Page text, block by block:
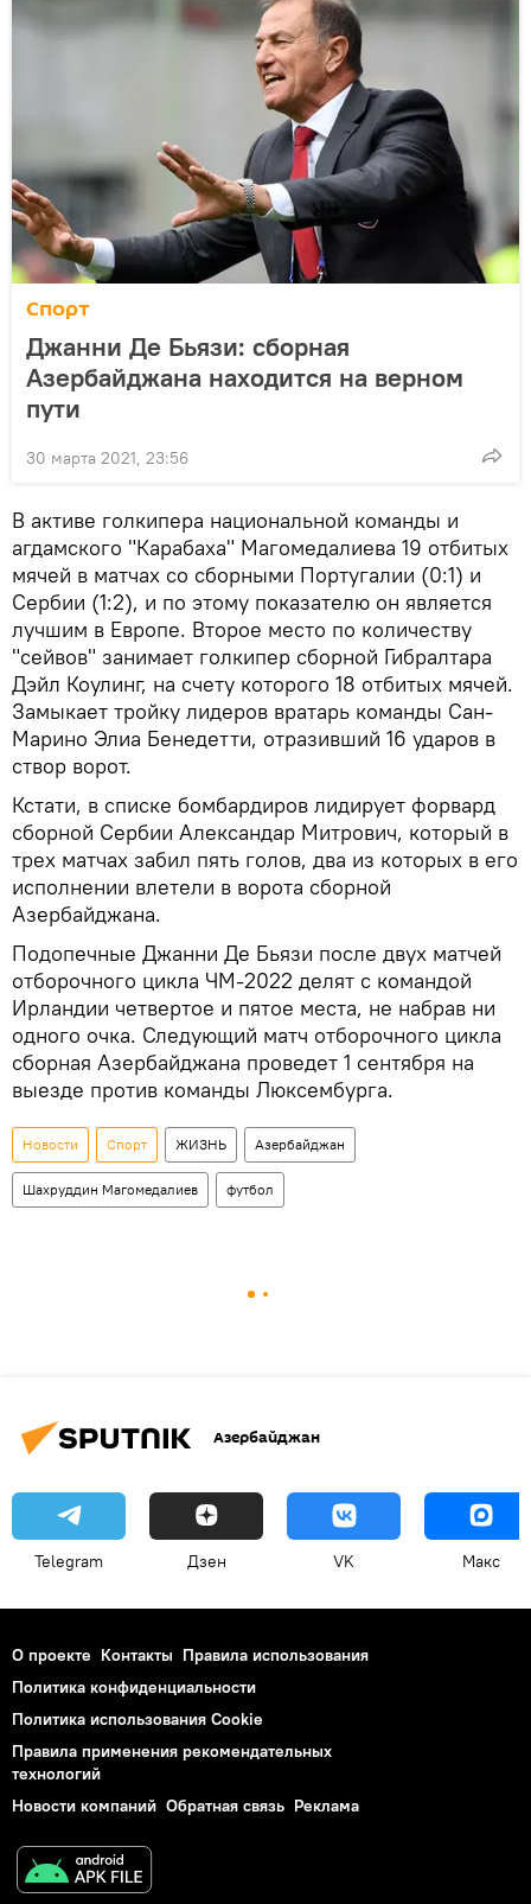
Спорт
Джанни Де Бьязи: сборная
Азербайджана находится на верном
пути
30 марта 2021, 23:56
В активе голкипера национальной команды и
агдамского "Карабаха" Магомедалиева 19 отбитых
мячей в матчах со сборными Португалии (0:1) и
Сербии (1:2), и по этому показателю он является
лучшим в Европе. Второе место по количеству
"сейвов" занимает голкипер сборной Гибралтара
Дэйл Коулинг, на счету которого 18 отбитых мячей.
Замыкает тройку лидеров вратарь команды Сан-
Марино Элиа Бенедетти, отразивший 16 ударов в
створ ворот.
Кстати, в списке бомбардиров лидирует форвард
сборной Сербии Александар Митрович, который в
трех матчах забил пять голов, два из которых в его
исполнении влетели в ворота сборной
Азербайджана.
Подопечные Джанни Де Бьязи после двух матчей
отборочного цикла ЧМ-2022 делят с командой
Ирландии четвертое и пятое места, не набрав ни
одного очка. Следующий матч отборочного цикла
сборная Азербайджана проведет 1 сентября на
выезде против команды Люксембурга.
Новости Спорт ЖИЗНЬ Азербайджан
Шахруддин Магомедалиев футбол
Азербайджан
Telegram Дзен VK Макс
О проекте Контакты Правила использования
Политика конфиденциальности
Политика использования Cookie
Правила применения рекомендательных
технологий
Новости компаний Обратная связь Реклама